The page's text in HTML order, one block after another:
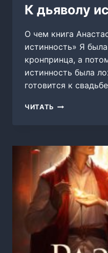
К дьяволу
О чем книга
истинность» Я
кронпринца, а
истинность была
готовится к
ЧИТАТЬ К